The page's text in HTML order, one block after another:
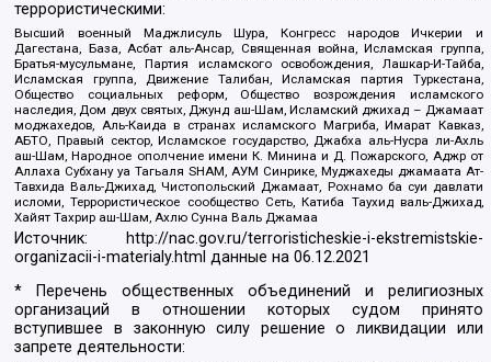
террористическими:
Высший военный Маджлисуль Шура, Конгресс народов Ичкерии и
Дагестана, База, Асбат аль-Ансар, Священная война, Исламская группа,
Братья-мусульмане, Партия исламского освобождения, Лашкар-И-Тайба,
Исламская группа, Движение Талибан, Исламская партия Туркестана,
Общество социальных реформ, Общество возрождения исламского
наследия, Дом двух святых, Джунд аш-Шам, Исламский джихад – Джамаат
моджахедов, Аль-Каида в странах исламского Магриба, Имарат Кавказ,
АБТО, Правый сектор, Исламское государство, Джабха аль-Нусра ли-Ахль
аш-Шам, Народное ополчение имени К. Минина и Д. Пожарского, Аджр от
Аллаха Субхану уа Тагьаля SHAM, АУМ Синрике, Муджахеды джамаата Ат-
Тавхида Валь-Джихад, Чистопольский Джамаат, Рохнамо ба суи давлати
исломи, Террористическое сообщество Сеть, Катиба Таухид валь-Джихад,
Хайят Тахрир аш-Шам, Ахлю Сунна Валь Джамаа
Источник:
http://nac.gov.ru/terroristicheskie-i-ekstremistskie-
organizacii-i-materialy.html данные на06.12.2021
* Перечень общественных объединений и религиозных
организаций в отношении которых судом принято
вступившее в законную силу решение о ликвидации или
запрете деятельности: